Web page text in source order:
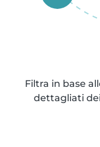
Filtra in base
dettagliati